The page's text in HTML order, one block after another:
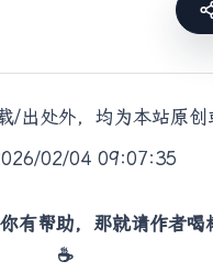
02/04 09:07:35
有帮助，那就请作者喝
☕